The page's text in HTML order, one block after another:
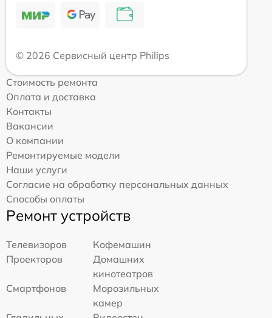
© 2026 Сервисный центр Philips
Стоимость ремонта
Оплата и доставка
Контакты
Вакансии
О компании
Ремонтируемые модели
Наши услуги
Согласие на обработку персональных данных
Способы оплаты
Ремонт устройств
Телевизоров
Кофемашин
Проекторов
Домашних
кинотеатров
Смартфонов
Морозильных
камер